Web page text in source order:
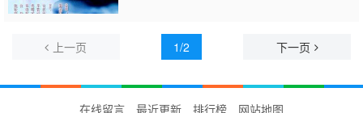
延 黎汉持 马海伦 蔡国庆 鲁振顺 焦雄 麦子
云 陈狄克 廖丽丽 陈安莹 虞天伟 博君 游飙 吕
生 汤俊明 张宏伟 薛纯基 何金灵 简文达 谭
上一页 1/2 下一页
在线留言 最近更新 排行榜
网站地图